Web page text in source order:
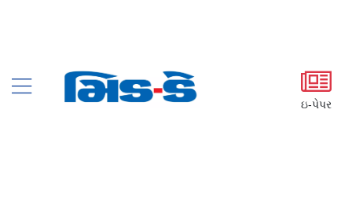
ઇ-પેપર